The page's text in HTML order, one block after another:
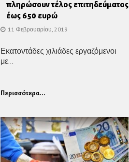
πληρώσουν τέλος επιτηδεύματος
έως 650 ευρώ
11 Φεβρουαρίου, 2019
Εκατοντάδες χιλιάδες εργαζόμενοι
με...
Περισσότερα...